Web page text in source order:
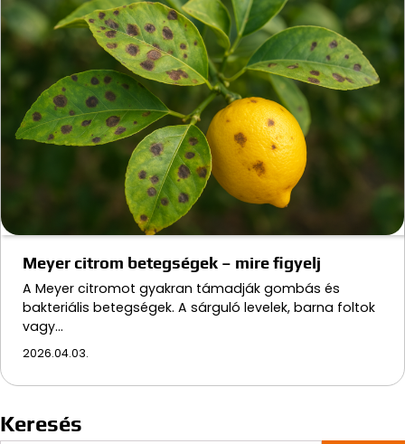
Meyer citrom betegségek – mire figyelj
A Meyer citromot gyakran támadják gombás és
bakteriális betegségek. A sárguló levelek, barna foltok
vagy…
2026.04.03.
Keresés